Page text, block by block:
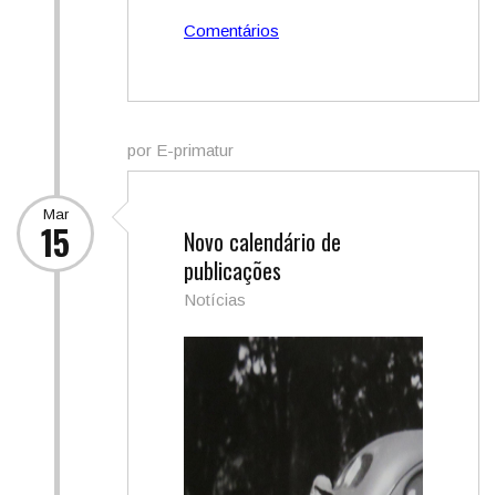
Comentários
por E-primatur
Mar
15
Novo calendário de
publicações
Notícias